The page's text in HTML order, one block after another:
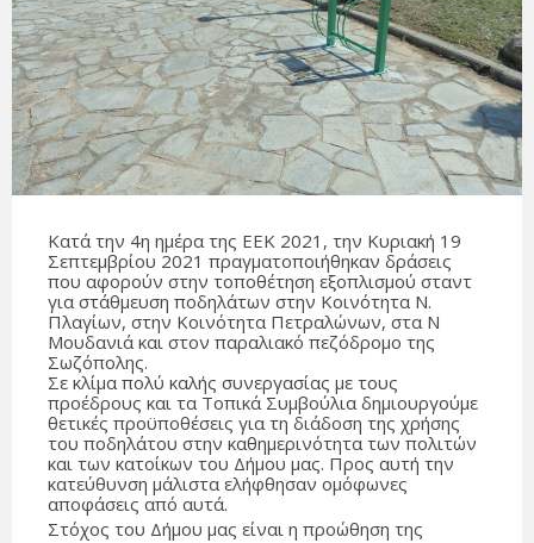
Κατά την 4η ημέρα της ΕΕΚ 2021, την Κυριακή 19
Σεπτεμβρίου 2021 πραγματοποιήθηκαν δράσεις
που αφορούν στην τοποθέτηση εξοπλισμού σταντ
για στάθμευση ποδηλάτων στην Κοινότητα Ν.
Πλαγίων, στην Κοινότητα Πετραλώνων, στα Ν
Μουδανιά και στον παραλιακό πεζόδρομο της
Σωζόπολης.
Σε κλίμα πολύ καλής συνεργασίας με τους
προέδρους και τα Τοπικά Συμβούλια δημιουργούμε
θετικές προϋποθέσεις για τη διάδοση της χρήσης
του ποδηλάτου στην καθημερινότητα των πολιτών
και των κατοίκων του Δήμου μας. Προς αυτή την
κατεύθυνση μάλιστα ελήφθησαν ομόφωνες
αποφάσεις από αυτά.
Στόχος του Δήμου μας είναι η προώθηση της